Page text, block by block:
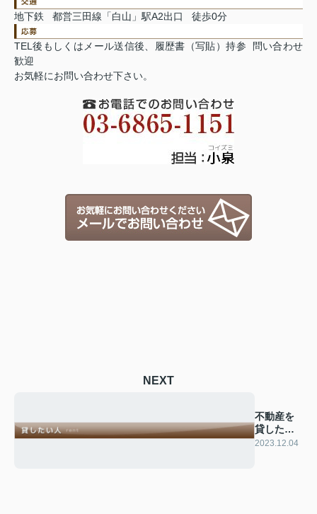
地下鉄 都営三田線「白山」駅A2出口 徒歩0分
TEL後もしくはメール送信後、履歴書（写貼）持参 問い合わせ
歓迎
お気軽にお問い合わせ下さい。
NEXT
不動産を
貸したい
方へ
2023.12.04